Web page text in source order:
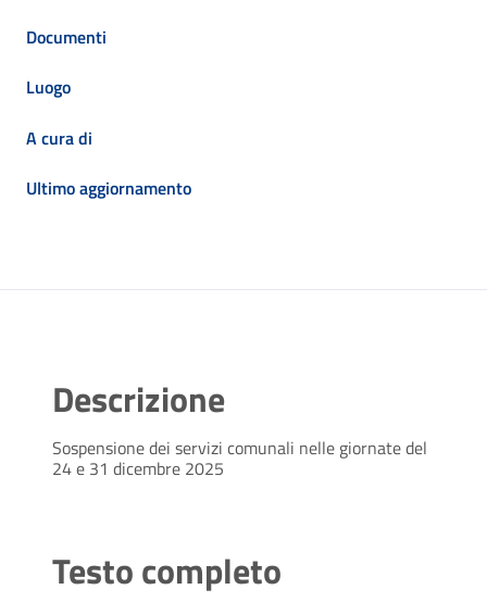
Documenti
Luogo
A cura di
Ultimo aggiornamento
Descrizione
Sospensione dei servizi comunali nelle giornate del
24 e 31 dicembre 2025
Testo completo